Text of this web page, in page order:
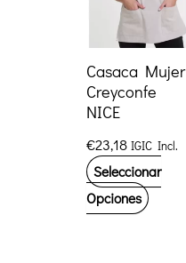
Casaca Mujer
Creyconfe
NICE
€23,18 IGIC Incl.
Seleccionar
Opciones Este